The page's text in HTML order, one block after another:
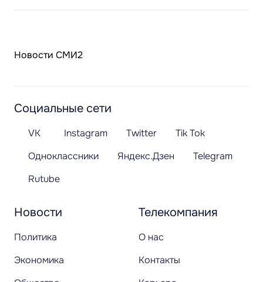
Новости СМИ2
Новости
Политика
Экономика
Телекомпания
О нас
Контакты
Социальные сети
VK Instagram Twitter
Tik Tok
Одноклассники
Яндекс.Дзен
Telegram
Rutube